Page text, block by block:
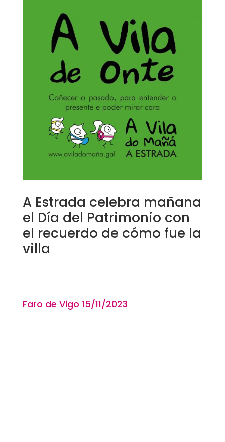
A Estrada celebra mañana
el Día del Patrimonio con
el recuerdo de cómo fue la
villa
Faro de Vigo 15/11/2023